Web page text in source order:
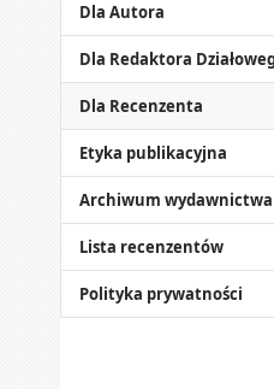
Dla Autora
Dla Redaktora
Dla Recenzenta
Etyka publikacyjna
Archiwum wydawnictwa
Lista recenzentów
Polityka prywatności